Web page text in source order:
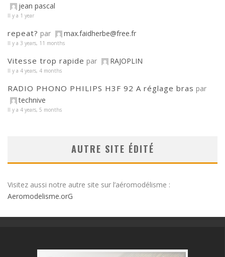
jean pascal
Il y a 1 year
repeat? par max.faidherbe@free.fr
Il y a 3 years, 11 months
Vitesse trop rapide par RAJOPLIN
Il y a 4 years, 4 months
RADIO PHONO PHILIPS H3F 92 A réglage bras par
technive
Il y a 4 years, 5 months
AUTRE SITE ÉDITÉ
Visitez aussi notre autre site sur l’aéromodélisme :
Aeromodelisme.orG